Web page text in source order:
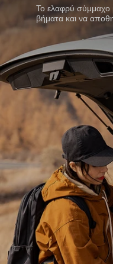
Το ελαφρύ σύμμαχο
βήματα και να